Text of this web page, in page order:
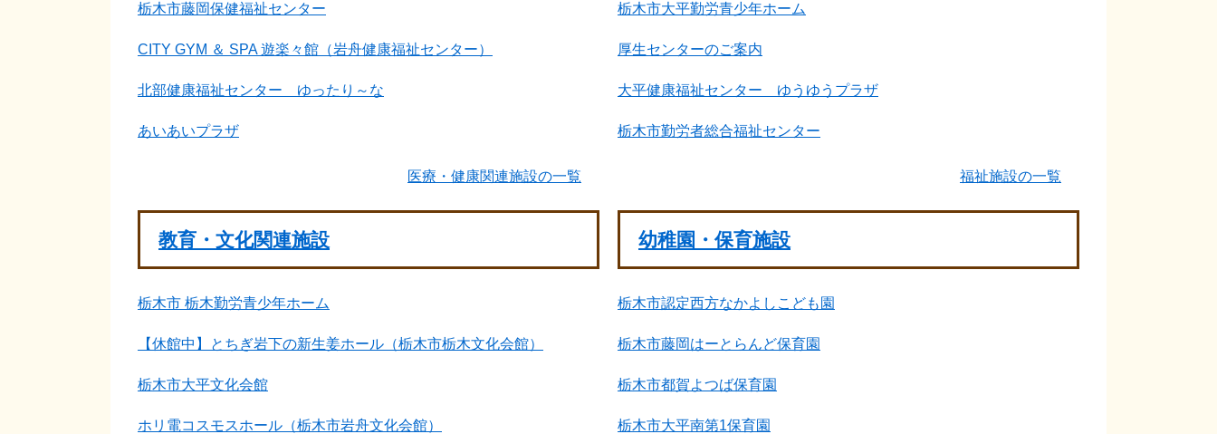
栃木市藤岡保健福祉センター
CITY GYM ＆ SPA 遊楽々館（岩舟健康福祉センター）
北部健康福祉センター ゆったり～な
あいあいプラザ
医療・健康関連施設の一覧
栃木市大平勤労青少年ホーム
厚生センターのご案内
大平健康福祉センター ゆうゆうプラザ
栃木市勤労者総合福祉センター
福祉施設の一覧
教育・文化関連施設
栃木市 栃木勤労青少年ホーム
【休館中】とちぎ岩下の新生姜ホール（栃木市栃木文化会館）
栃木市大平文化会館
ホリ電コスモスホール（栃木市岩舟文化会館）
幼稚園・保育施設
栃木市認定西方なかよしこども園
栃木市藤岡はーとらんど保育園
栃木市都賀よつば保育園
栃木市大平南第1保育園